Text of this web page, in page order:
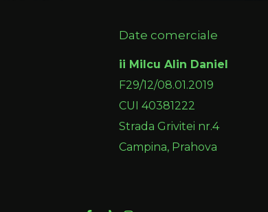
Date comerciale
ii Milcu Alin Daniel
F29/12/08.01.2019
CUI 40381222
Strada Grivitei nr.4
Campina, Prahova